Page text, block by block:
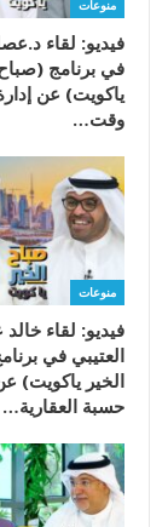
منوعات
فيديو: لقاء
في برنامج (صباح
ياكويت) عن
وقت…
منوعات
فيديو: لقاء
العتيبي في
الخير ياكويت)
حسبة العقارية…